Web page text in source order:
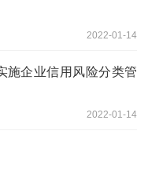
2022-01-14
施企业信用风险分类管
2022-01-14